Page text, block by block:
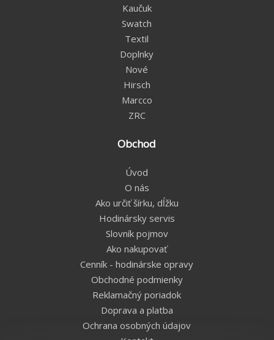
Kaučuk
Swatch
Textil
Doplnky
Nové
Hirsch
Marcco
ZRC
Obchod
Úvod
O nás
Ako určiť šírku, dĺžku
Hodinársky servis
Slovník pojmov
Ako nakupovať
Cenník - hodinárske opravy
Obchodné podmienky
Reklamačný poriadok
Doprava a platba
Ochrana osobných údajov